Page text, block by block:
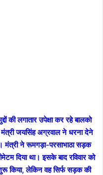
की लगातार उपेक्षा कर रहे बालको
जयसिंह अग्रवाल ने धरना देने
मंत्री ने रूमगड़ा-परसाभाठा सड़क
दिया था। इसके बाद रविवार को
किया, लेकिन वह सिर्फ सड़क की